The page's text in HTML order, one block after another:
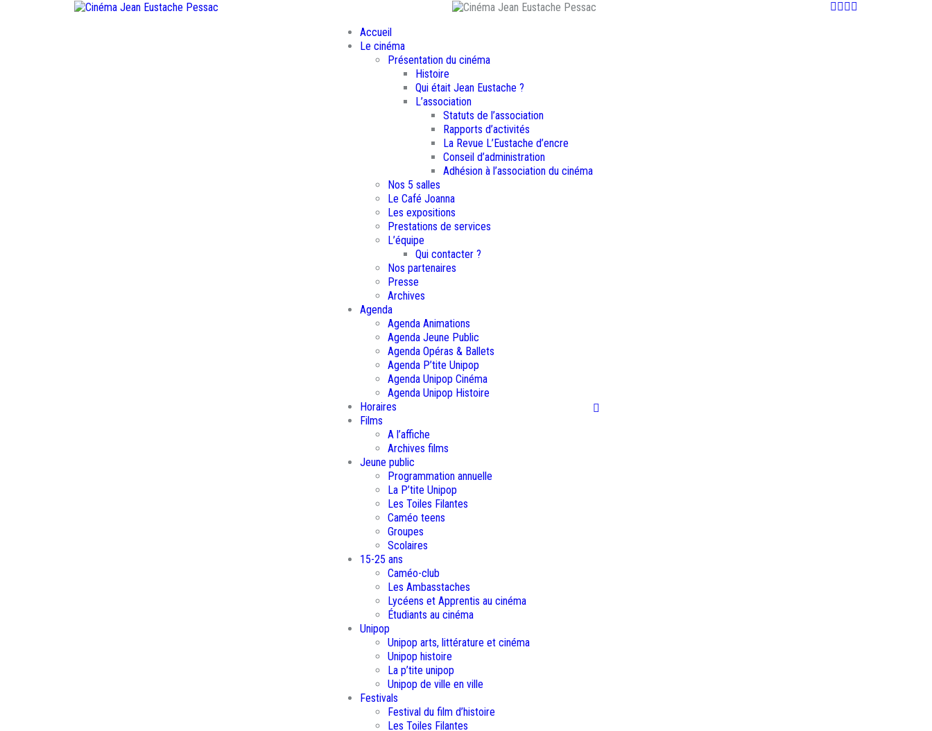
Facebook
Instagram
Youtube
Accueil
Le cinéma
Présentation du cinéma
Histoire
Qui était Jean Eustache ?
L’association
Statuts de l’association
Rapports d’activités
La Revue L’Eustache d’encre
Conseil d’administration
Adhésion à l’association du cinéma
Nos 5 salles
Le Café Joanna
Les expositions
Prestations de services
L’équipe
Qui contacter ?
Nos partenaires
Presse
Archives
Agenda
Agenda Animations
Agenda Jeune Public
Agenda Opéras & Ballets
Agenda P’tite Unipop
Agenda Unipop Cinéma
Agenda Unipop Histoire
Horaires
Films
A l’affiche
Archives films
Jeune public
Programmation annuelle
La P’tite Unipop
Les Toiles Filantes
Caméo teens
Groupes
Scolaires
15-25 ans
Caméo-club
Les Ambasstaches
Lycéens et Apprentis au cinéma
Étudiants au cinéma
Unipop
Unipop arts, littérature et cinéma
Unipop histoire
La p’tite unipop
Unipop de ville en ville
Festivals
Festival du film d’histoire
Les Toiles Filantes